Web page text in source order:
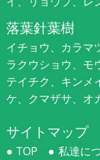
落葉針葉樹
イチョウ、カラマ
ラクウショウ、モ
テイチク、キンメ
ケ、クマザサ、オ
サイトマップ
TOP 私達に